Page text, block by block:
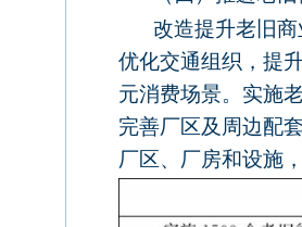
改造提升老旧
优化交通组织，提
元消费场景。实施
完善厂区及周边配
厂区、厂房和设施